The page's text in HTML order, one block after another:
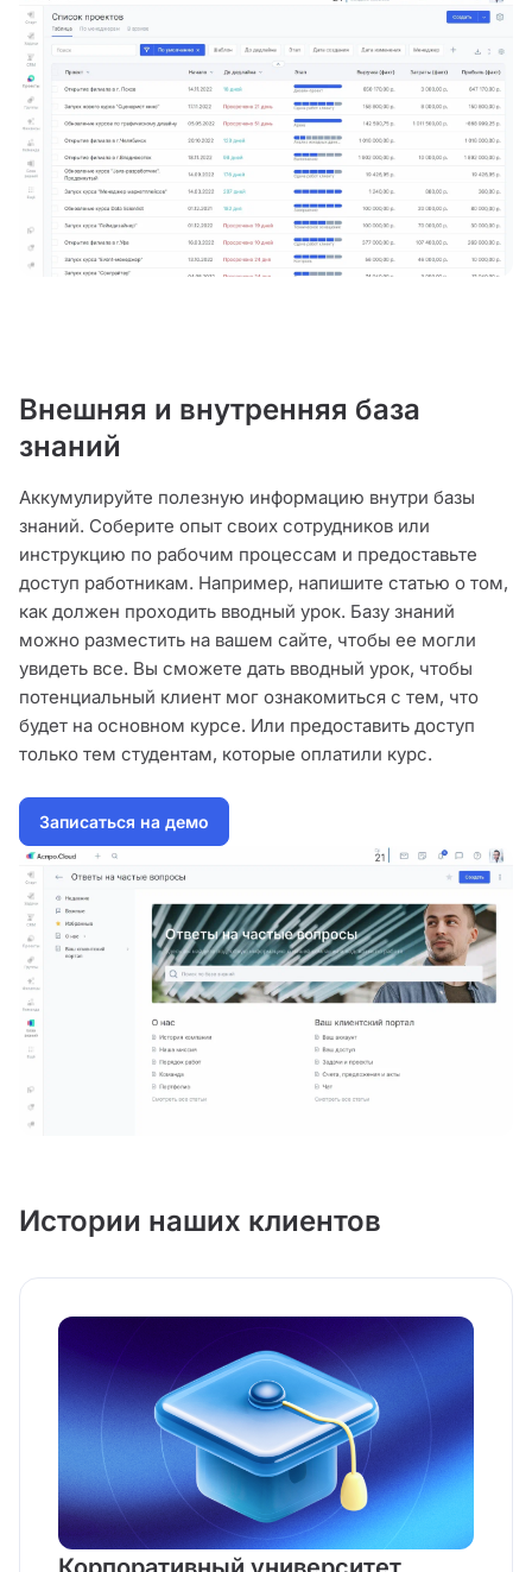
Внешняя и внутренняя база
знаний
Аккумулируйте полезную информацию внутри базы
знаний. Соберите опыт своих сотрудников или
инструкцию по рабочим процессам и предоставьте
доступ работникам. Например, напишите статью о том,
как должен проходить вводный урок. Базу знаний
можно разместить на вашем сайте, чтобы ее могли
увидеть все. Вы сможете дать вводный урок, чтобы
потенциальный клиент мог ознакомиться с тем, что
будет на основном курсе. Или предоставить доступ
только тем студентам, которые оплатили курс.
Записаться на демо
Истории наших клиентов